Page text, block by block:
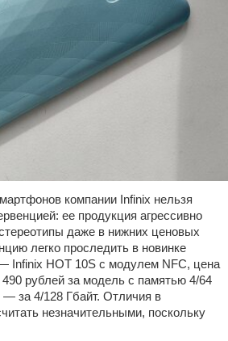
компании Infinix нельзя
ее продукция агрессивно
даже в нижних ценовых
легко проследить в новинке
Infinix HOT 10S с модулем NFC, цена
490 рублей за модель с памятью 4/64
— за 4/128 Гбайт. Отличия в
незначительными, поскольку